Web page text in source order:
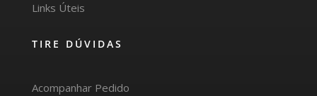
Links Úteis
TIRE DÚVIDAS
Acompanhar Pedido